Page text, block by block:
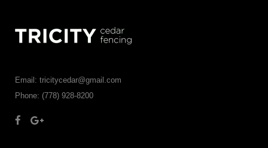
Email: tricitycedar@gmail.com
Phone: (778) 928-8200